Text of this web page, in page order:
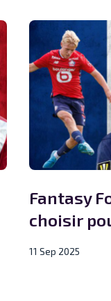
Fantasy
choisir
11 Sep 2025